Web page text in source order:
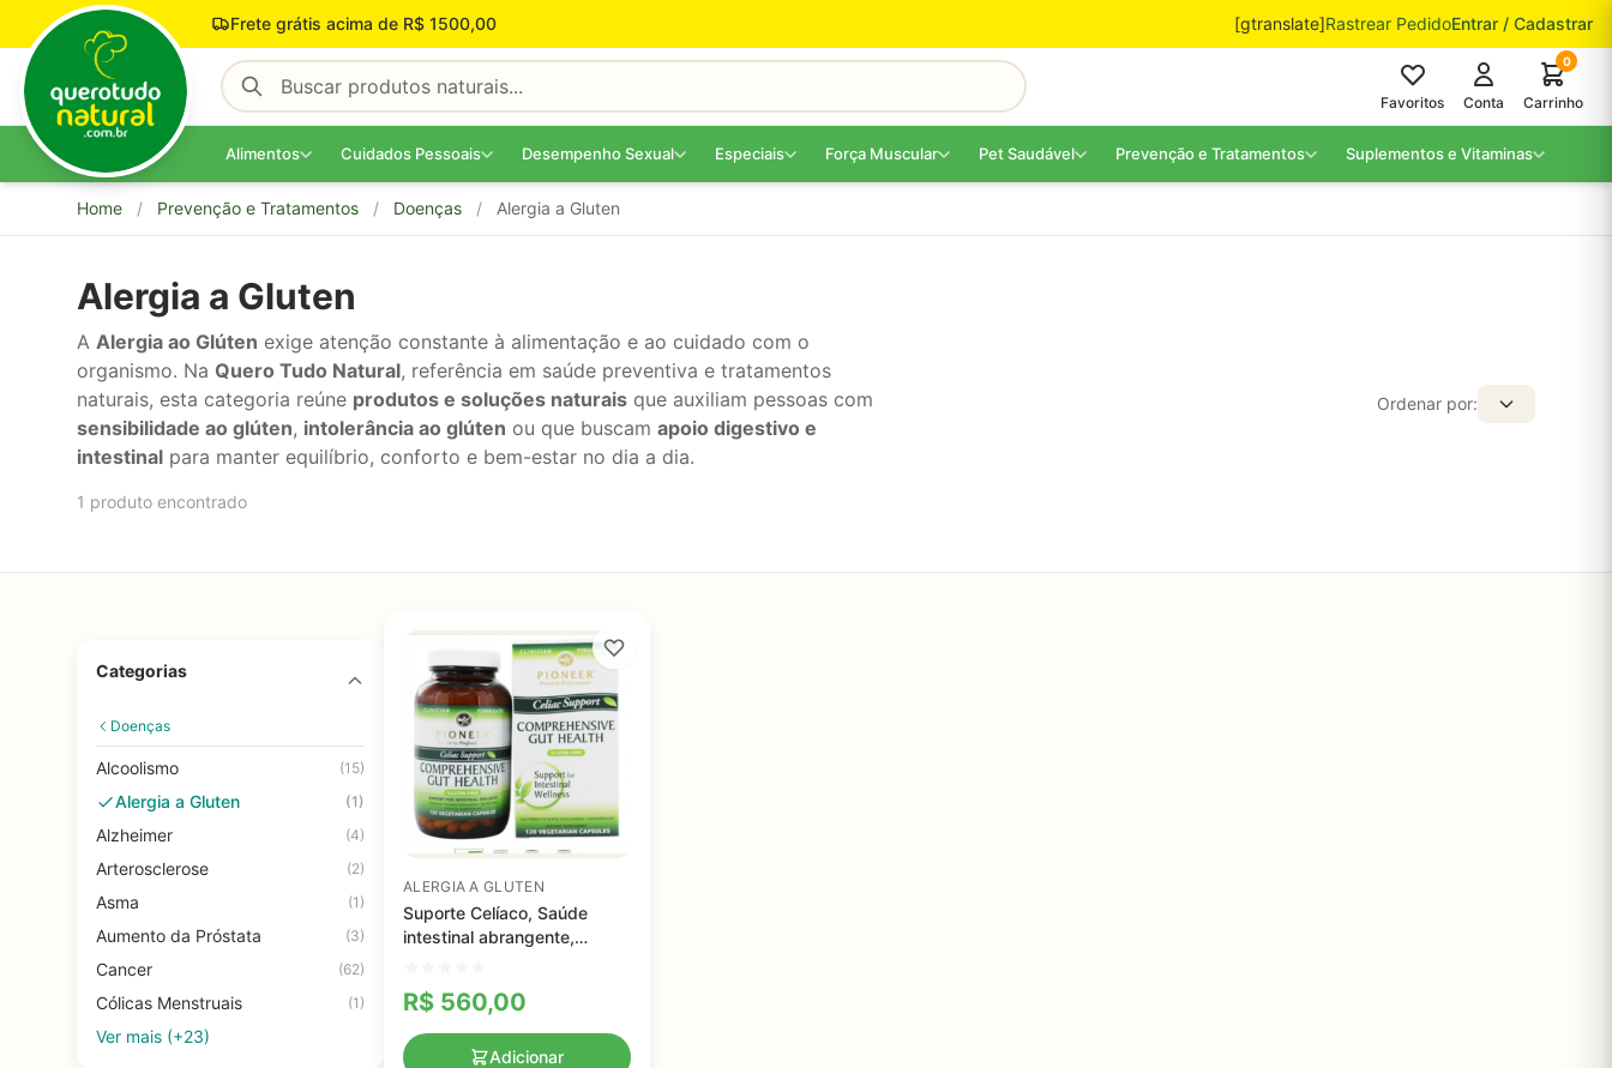
Pular para o conteúdo Frete grátis acima de R$ 1500,00 [gtranslate]Rastrear PedidoEntrar / Cadastrar
Favoritos Conta
0
Carrinho
Alimentos Cuidados Pessoais Desempenho Sexual Especiais Força Muscular Pet Saudável Prevenção e Tratamentos Suplementos e Vitaminas
Home / Prevenção e Tratamentos / Doenças / Alergia a Gluten
Alergia a Gluten
A Alergia ao Glúten exige atenção constante à alimentação e ao cuidado com o
organismo. Na Quero Tudo Natural, referência em saúde preventiva e tratamentos
naturais, esta categoria reúne produtos e soluções naturais que auxiliam pessoas com
sensibilidade ao glúten, intolerância ao glúten ou que buscam apoio digestivo e
intestinal para manter equilíbrio, conforto e bem-estar no dia a dia.
1 produto encontrado
Ordenar por:
Categorias
Doenças
Alcoolismo (15)
Alergia a Gluten (1)
Alzheimer (4)
Arterosclerose (2)
Asma (1)
Aumento da Próstata (3)
Cancer (62)
Cólicas Menstruais (1)
Ver mais (+23)
ALERGIA A GLUTEN
Suporte Celíaco, Saúde
intestinal abrangente,
R$ 560,00
Adicionar